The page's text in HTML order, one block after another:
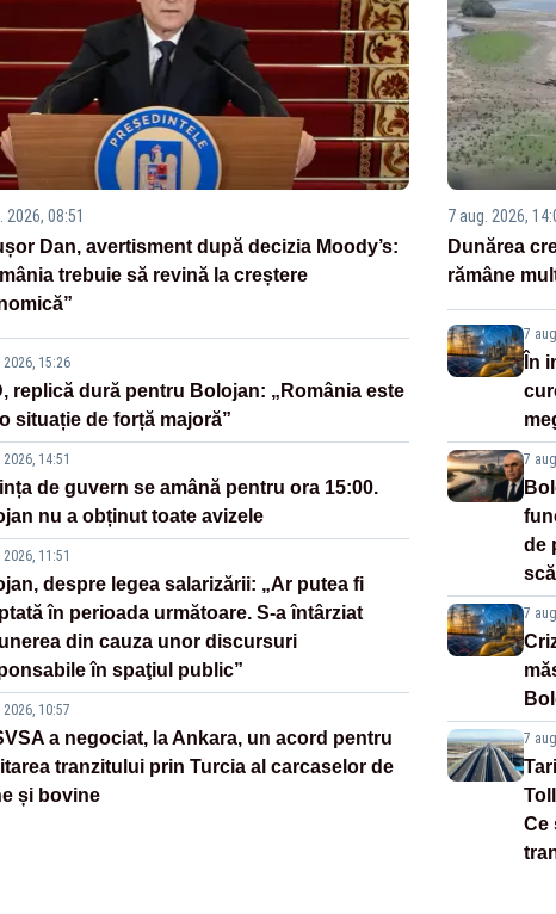
2026, 08:51
Dan, avertisment după decizia Moody’s:
trebuie să revină la creștere
15:26
replică dură pentru Bolojan: „România este
situație de forță majoră”
14:51
de guvern se amână pentru ora 15:00.
nu a obținut toate avizele
11:51
despre legea salarizării: „Ar putea fi
în perioada următoare. S-a întârziat
din cauza unor discursuri
în spaţiul public”
10:57
a negociat, la Ankara, un acord pentru
tranzitului prin Turcia al carcaselor de
și bovine
7 aug. 2026,
Dunărea
rămâne
7
În
7
de
7
7
Ce